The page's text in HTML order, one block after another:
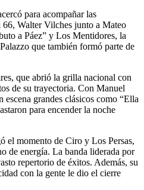
para acompañar las
Walter Vilches junto a Mateo
a Páez” y Los Mentidores, la
que también formó parte de
que abrió la grilla nacional con
de su trayectoria. Con Manuel
grandes clásicos como “Ella
para encender la noche
el momento de Ciro y Los Persas,
de energía. La banda liderada por
repertorio de éxitos. Además, su
con la gente le dio el cierre